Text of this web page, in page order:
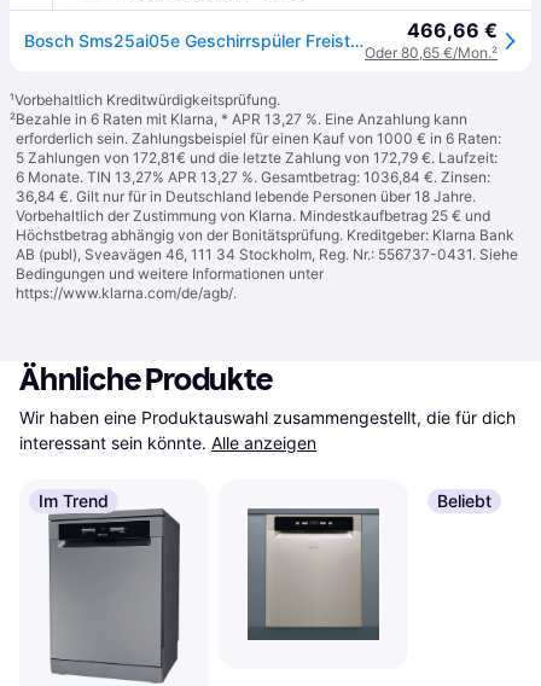
Bosch Sms25ai05e Geschirrspüler Freistehend 60 Cm Edelstahl Antifingerprint 466,66 €
Oder 80,65 €/Mon.²
¹Vorbehaltlich Kreditwürdigkeitsprüfung.
²Bezahle in 6 Raten mit Klarna, * APR 13,27 %. Eine Anzahlung kann
erforderlich sein. Zahlungsbeispiel für einen Kauf von 1000 € in 6 Raten:
5 Zahlungen von 172,81€ und die letzte Zahlung von 172,79 €. Laufzeit:
6 Monate. TIN 13,27% APR 13,27 %. Gesamtbetrag: 1036,84 €. Zinsen:
36,84 €. Gilt nur für in Deutschland lebende Personen über 18 Jahre.
Vorbehaltlich der Zustimmung von Klarna. Mindestkaufbetrag 25 € und
Höchstbetrag abhängig von der Bonitätsprüfung. Kreditgeber: Klarna Bank
AB (publ), Sveavägen 46, 111 34 Stockholm, Reg. Nr.: 556737-0431. Siehe
Bedingungen und weitere Informationen unter
https://www.klarna.com/de/agb/.
Ähnliche Produkte
Wir haben eine Produktauswahl zusammengestellt, die für dich
interessant sein könnte. Alle anzeigen
Im Trend Beliebt